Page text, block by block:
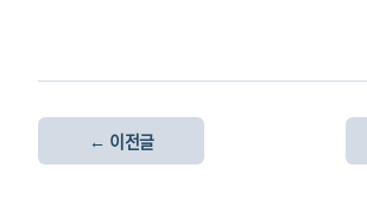
← 이전글